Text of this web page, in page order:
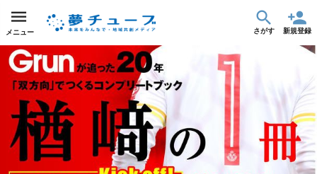
メニュー さがす 新規登録